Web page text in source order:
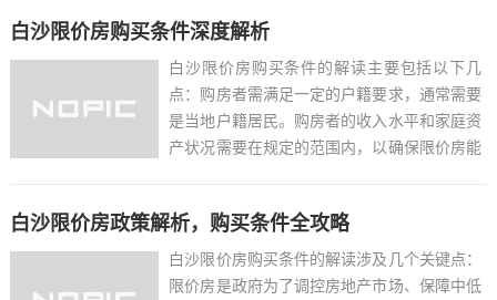
资源能公平分配；3. 无房或住房面积低于当
地规定的标准...
白沙限价房购买条件深度解析
白沙限价房购买条件的解读主要包括以下几
点：购房者需满足一定的户籍要求，通常需要
是当地户籍居民。购房者的收入水平和家庭资
产状况需要在规定的范围内，以确保限价房能
证明。购买限价房的流程通常包括申请、审
核、摇号或抽签等环节。购...
白沙限价房政策解析，购买条件全攻略
白沙限价房购买条件的解读涉及几个关键点：
限价房是政府为了调控房地产市场、保障中低